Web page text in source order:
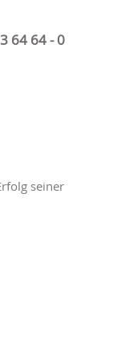
64 64 - 0
seiner